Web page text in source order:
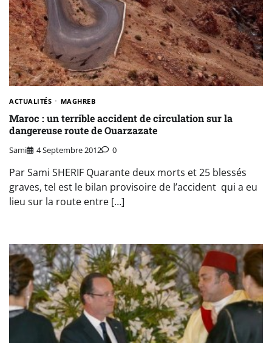
ACTUALITÉS MAGHREB
Maroc : un terrible accident de circulation sur la
dangereuse route de Ouarzazate
Sami 4 Septembre 2012 0
Par Sami SHERIF Quarante deux morts et 25 blessés
graves, tel est le bilan provisoire de l’accident qui a eu
lieu sur la route entre […]